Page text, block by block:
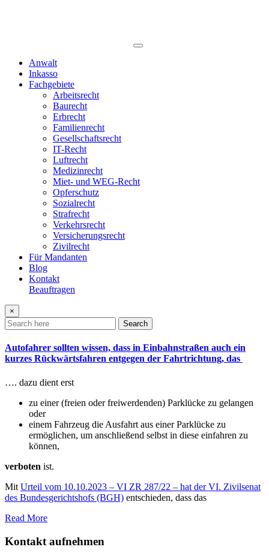
Anwalt
Inkasso
Fachgebiete
Arbeitsrecht
Baurecht
Erbrecht
Familienrecht
Gesellschaftsrecht
IT-Recht
Luftrecht
Medizinrecht
Miet- und WEG-Recht
Opferschutz
Sozialrecht
Strafrecht
Verkehrsrecht
Versicherungsrecht
Zivilrecht
Für Mandanten
Blog
Kontakt
Beauftragen
×
Search
Autofahrer sollten wissen, dass in Einbahnstraßen auch ein
kurzes Rückwärtsfahren entgegen der Fahrtrichtung, das
…. dazu dient erst
zu einer (freien oder freiwerdenden) Parklücke zu gelangen
oder
einem Fahrzeug die Ausfahrt aus einer Parklücke zu
ermöglichen, um anschließend selbst in diese einfahren zu
können,
verboten ist.
Mit Urteil vom 10.10.2023 – VI ZR 287/22 – hat der VI. Zivilsenat
des Bundesgerichtshofs (BGH) entschieden, dass das
Read More
Kontakt aufnehmen